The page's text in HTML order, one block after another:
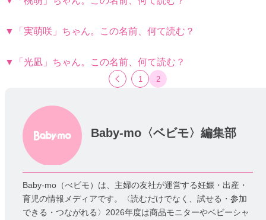
▼「実萌咲」ちゃん。この名前、何て読む？
▼「光凪」ちゃん。この名前、何て読む？
1 2
Baby-mo〈ベビモ〉編集部
Baby-mo（べビモ）は、主婦の友社が運営する妊娠・出産・
育児の情報メディアです。〈読むだけでなく、試せる・参加
できる・つながれる〉2026年度は商品モニターやベビーシャ